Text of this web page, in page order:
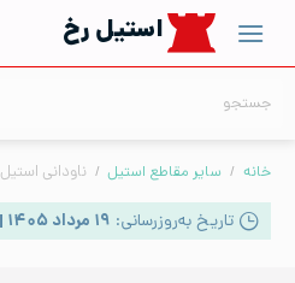
content
استیل رخ
خانه / سایر مقاطع استیل / ناودانی استیل
تاریخ به‌روزرسانی: ۱۹ مرداد ۱۴۰۵ | ۱۵:۴۶